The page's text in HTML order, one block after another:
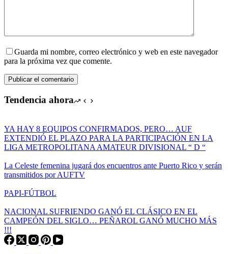
Guarda mi nombre, correo electrónico y web en este navegador
para la próxima vez que comente.
Publicar el comentario
Tendencia ahora
YA HAY 8 EQUIPOS CONFIRMADOS, PERO… AUF
EXTENDIÓ EL PLAZO PARA LA PARTICIPACIÓN EN LA
LIGA METROPOLITANA AMATEUR DIVISIONAL “ D “
La Celeste femenina jugará dos encuentros ante Puerto Rico y serán
transmitidos por AUFTV
PAPI-FÚTBOL
NACIONAL SUFRIENDO GANÓ EL CLÁSICO EN EL
CAMPEÓN DEL SIGLO… PEÑAROL GANÓ MUCHO MÁS
!!!